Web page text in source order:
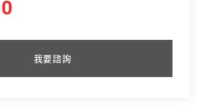
0
我要諮詢